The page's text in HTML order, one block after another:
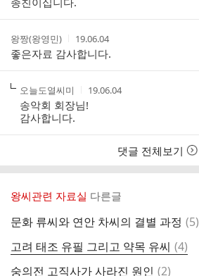
작
성
자
왕짱(왕영민)
작
성
시
간
19.06.04
좋은자료 감사합니다.
작
성
자
오늘도열씨미
작
성
시
19.06.04
송악회 회장님!
감사합니다.
댓글 전체보기
왕씨관련 자료실 다른글
문화 류씨와 연안 차씨의 결별 과정 댓
(5)
고려 태조 유필 그리고 약목 유씨 댓
글
(4)
숭의전 고직사가 사라진 원인 댓
(2)